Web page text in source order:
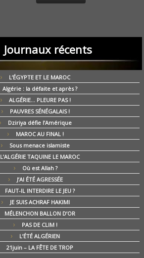
Journaux récents
L’ÉGYPTE ET LE MAROC
Algérie : la défaite et après ?
ALGÉRIE… PLEURE PAS !
PAUVRES SÉNÉGALAIS !
Dziriya défie l’Amérique
MAROC AU FINAL !
Sous menace islamiste
L’ALGÉRIE TAQUINE LE MAROC
Où est Allah ?
J’AI ÉTÉ AGRESSÉE
FAUT-IL INTERDIRE LE JEU ?
JE SUIS ACHRAF HAKIMI
MÉLENCHON BALLON D’OR
PAS DE CLIM !
L’ÉTÉ ALGÉRIEN
21juin – LA FÊTE DE TROP